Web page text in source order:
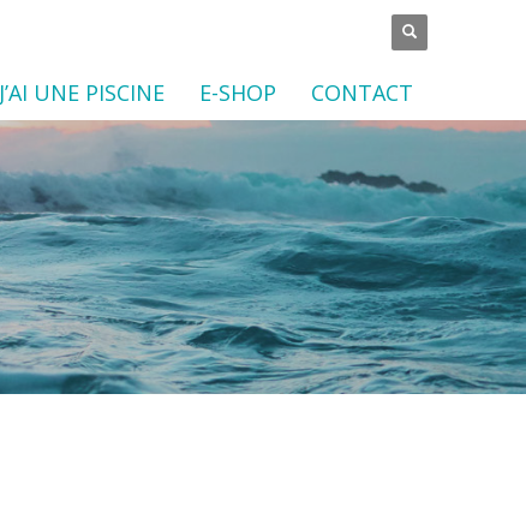
J’AI UNE PISCINE E-SHOP CONTACT